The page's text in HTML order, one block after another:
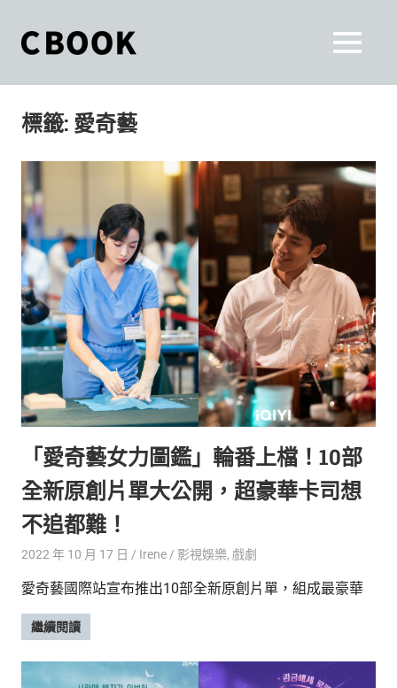
content
和
一
起
活
出
自
己
的
生
活
度
World.」
是
本
最
貼
近
你/
妳
生
活
的
誌。
最
富
時
尚
流、
活
遊、
兩
MENU
標籤: 愛奇藝
「愛奇藝女力圖鑑」輪番上檔！10部
全新原創片單大公開，超豪華卡司想
不追都難！
2022 年 10 月 17 日 Irene 影視娛樂, 戲劇
愛奇藝國際站宣布推出10部全新原創片單，組成最豪華
繼續閱讀